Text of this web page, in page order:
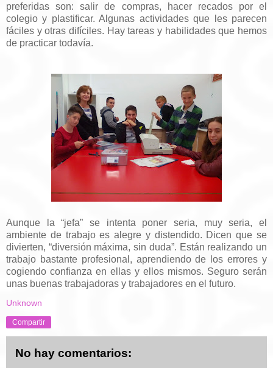
preferidas son: salir de compras, hacer recados por el
colegio y plastificar. Algunas actividades que les parecen
fáciles y otras difíciles. Hay tareas y habilidades que hemos
de practicar todavía.
Aunque la “jefa” se intenta poner seria, muy seria, el
ambiente de trabajo es alegre y distendido. Dicen que se
divierten, “diversión máxima, sin duda”. Están realizando un
trabajo bastante profesional, aprendiendo de los errores y
cogiendo confianza en ellas y ellos mismos. Seguro serán
unas buenas trabajadoras y trabajadores en el futuro.
Unknown
Compartir
No hay comentarios: